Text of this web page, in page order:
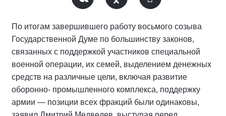
По итогам завершившего работу восьмого созыва
Государственной Думе по большинству законов,
связанных с поддержкой участников специальной
военной операции, их семей, выделением денежных
средств на различные цели, включая развитие
оборонно- промышленного комплекса, поддержку
армии — позиции всех фракций были одинаковы,